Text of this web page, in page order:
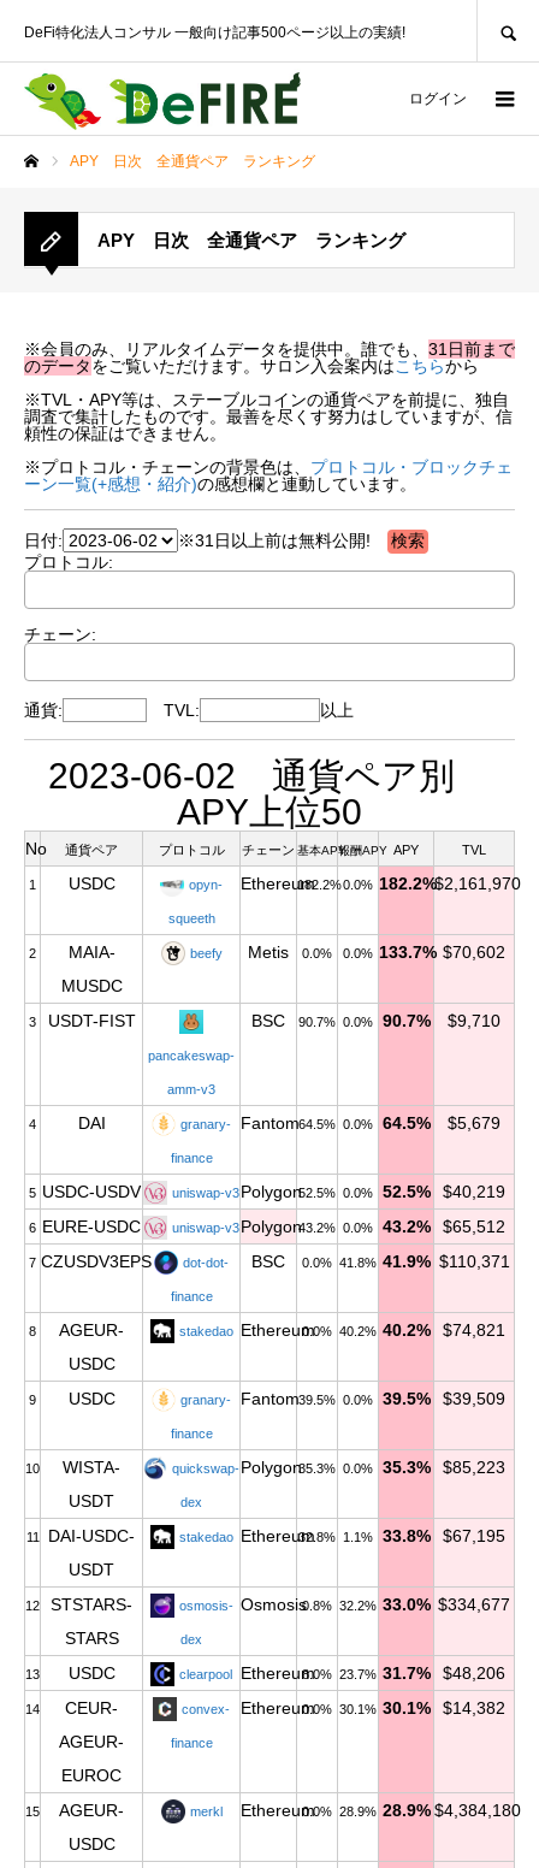
DeFi特化法人コンサル 一般向け記事500ページ以上の実績!
ログイン
APY 日次 全通貨ペア ランキング
APY 日次 全通貨ペア ランキング
※会員のみ、リアルタイムデータを提供中。誰でも、 31日前まで
のデータをご覧いただけます。サロン入会案内はこちらから
※TVL・APY等は、ステーブルコインの通貨ペアを前提に、独自
調査で集計したものです。最善を尽くす努力はしていますが、信
頼性の保証はできません。
※プロトコル・チェーンの背景色は、 プロトコル・ブロックチェ
ーン一覧(+感想・紹介)の感想欄と連動しています。
日付:
※31日以上前は無料公開!
プロトコル:
チェーン:
通貨: TVL: 以上
2023-06-02 通貨ペア別
APY上位50
No 通貨ペア プロトコル チェーン 基本APY報酬APY APY TVL
1 USDC opyn-
squeeth
Ethereum182.2%0.0% 182.2%$2,161,970
2
MAIA-
MUSDC
beefy Metis 0.0% 0.0% 133.7% $70,602
3 USDT-FIST
pancakeswap-
amm-v3
BSC 90.7% 0.0% 90.7% $9,710
4 DAI granary-
finance
Fantom64.5% 0.0% 64.5% $5,679
5 USDC-USDV uniswap-v3Polygon52.5% 0.0% 52.5% $40,219
6 EURE-USDC uniswap-v3Polygon43.2% 0.0% 43.2% $65,512
7 CZUSDV3EPS dot-dot-
finance
BSC 0.0% 41.8% 41.9% $110,371
8
AGEUR-
USDC
stakedao Ethereum0.0% 40.2% 40.2% $74,821
9 USDC granary-
finance
Fantom39.5% 0.0% 39.5% $39,509
10
WISTA-
USDT
quickswap-
dex
Polygon35.3% 0.0% 35.3% $85,223
11
DAI-USDC-
USDT
stakedao Ethereum32.8% 1.1% 33.8% $67,195
12
STSTARS-
STARS
osmosis-
dex
Osmosis0.8% 32.2% 33.0% $334,677
13 USDC clearpool Ethereum8.0% 23.7% 31.7% $48,206
14
CEUR-
AGEUR-
EUROC
convex-
finance
Ethereum0.0% 30.1% 30.1% $14,382
15
AGEUR-
USDC
merkl Ethereum0.0% 28.9% 28.9% $4,384,180